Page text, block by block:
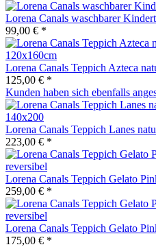
Lorena Canals waschbarer
99,00 € *
Lorena Canals Teppich Azteca
125,00 € *
Kunden haben sich ebenfalls
Lorena Canals Teppich Lanes
223,00 € *
Lorena Canals Teppich Gelato
259,00 € *
Lorena Canals Teppich Gelato
175,00 € *